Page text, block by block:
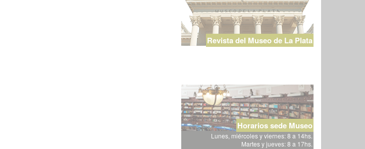
Revista del Museo de La Plata
Horarios sede Museo
Lunes, miércoles y viernes: 8 a 14hs.
Martes y jueves: 8 a 17hs.